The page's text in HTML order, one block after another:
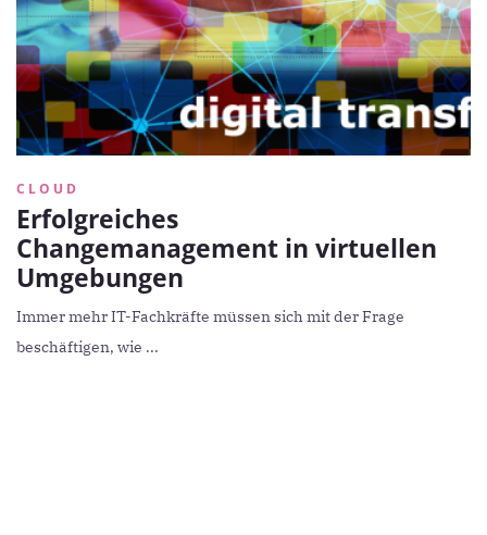
CLOUD
Erfolgreiches
Changemanagement in virtuellen
Umgebungen
Immer mehr IT-Fachkräfte müssen sich mit der Frage
beschäftigen, wie ...